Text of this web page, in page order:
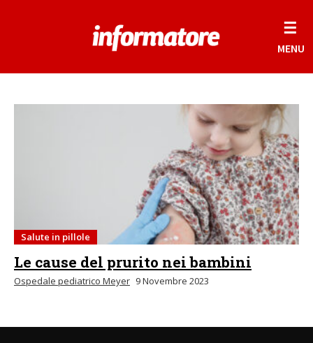
☰
MENU
Salute in pillole
Le cause del prurito nei bambini
Ospedale pediatrico Meyer 9 Novembre 2023